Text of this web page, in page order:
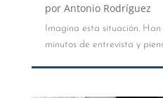
por Antonio Rodríguez
Imagina esta situación.
minutos de entrevista y